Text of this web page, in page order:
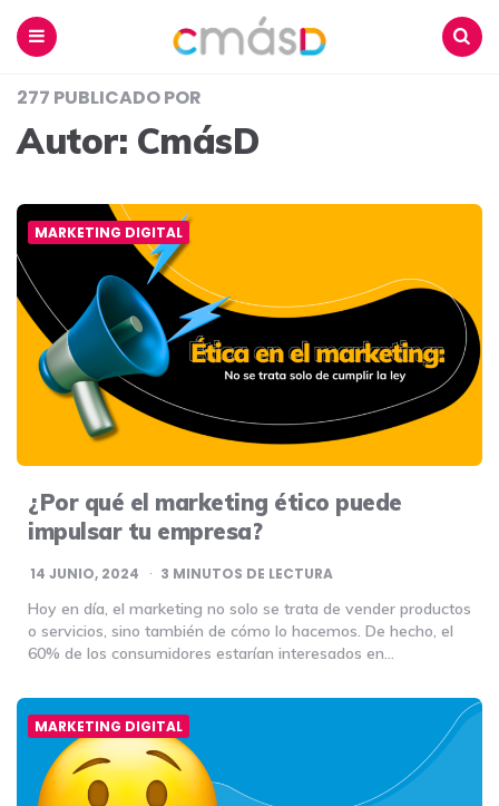
277 PUBLICADO POR
Autor: CmásD
MARKETING DIGITAL
¿Por qué el marketing ético puede
impulsar tu empresa?
14 JUNIO, 2024 3 MINUTOS DE LECTURA
Hoy en día, el marketing no solo se trata de vender productos
o servicios, sino también de cómo lo hacemos. De hecho, el
60% de los consumidores estarían interesados en…
MARKETING DIGITAL